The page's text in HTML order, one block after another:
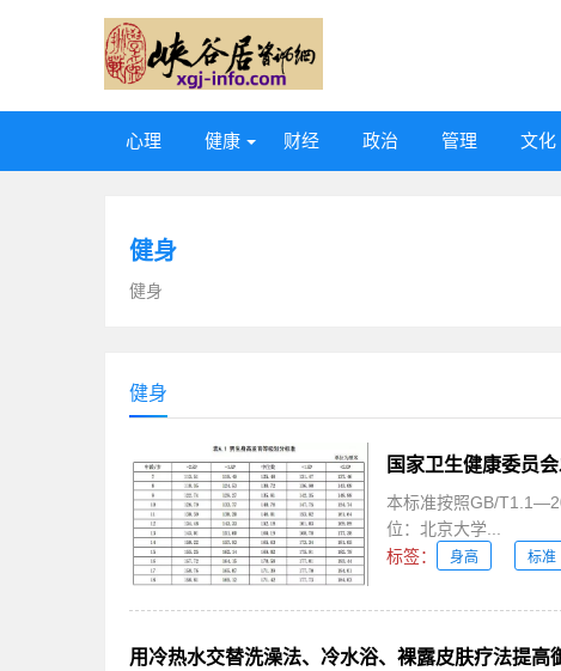
心理 健康 财经 政治 管理 文化
健身
健身
健身
本标准按照GB/
位：北京大学...
标签：
身高 标准
用冷热水交替洗澡法、冷水浴、裸露皮肤疗法提高